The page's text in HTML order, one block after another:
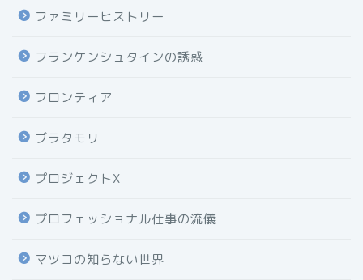
ファミリーヒストリー
フランケンシュタインの誘惑
フロンティア
ブラタモリ
プロジェクトX
プロフェッショナル仕事の流儀
マツコの知らない世界